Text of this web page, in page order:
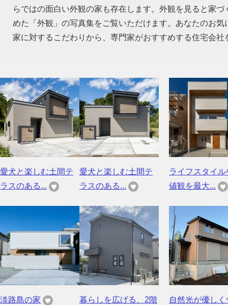
らではの面白い外観の家も存在します。外観を見ると家
めた「外観」の写真集をご覧いただけます。あなたのお
家に対するこだわりから、専門家がおすすめする住宅会社
愛犬と楽しむ土間テ
ラスのある...
愛犬と楽しむ土間テ
ラスのある...
ライフスタイル
値観を最大...
淡路島の家
暮らしを広げる、2階
自然光が優しく